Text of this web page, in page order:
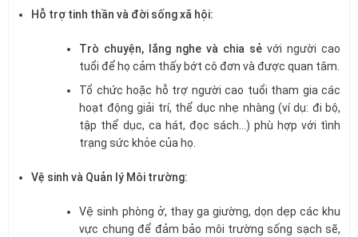
Hỗ trợ tinh thần và đời sống xã hội:
Trò chuyện, lắng nghe và chia sẻ với người cao
tuổi để họ cảm thấy bớt cô đơn và được quan tâm.
Tổ chức hoặc hỗ trợ người cao tuổi tham gia các
hoạt động giải trí, thể dục nhẹ nhàng (ví dụ: đi bộ,
tập thể dục, ca hát, đọc sách…) phù hợp với tình
trạng sức khỏe của họ.
Vệ sinh và Quản lý Môi trường:
Vệ sinh phòng ở, thay ga giường, dọn dẹp các khu
vực chung để đảm bảo môi trường sống sạch sẽ,